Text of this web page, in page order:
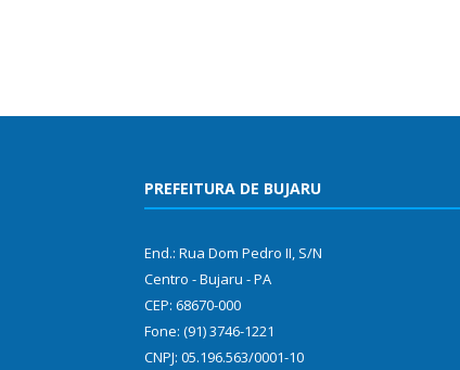
PREFEITURA DE BUJARU
End.: Rua Dom Pedro II, S/N
Centro - Bujaru - PA
CEP: 68670-000
Fone: (91) 3746-1221
CNPJ: 05.196.563/0001-10